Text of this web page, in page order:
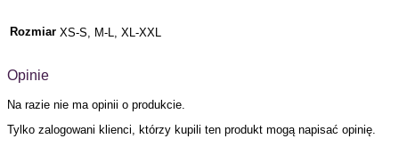
Rozmiar XS-S, M-L, XL-XXL
Opinie
Na razie nie ma opinii o produkcie.
Tylko zalogowani klienci, którzy kupili ten produkt mogą napisać opinię.